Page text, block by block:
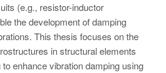
(e.g., resistor-inductor
the development of damping
This thesis focuses on the
in structural elements
enhance vibration damping using